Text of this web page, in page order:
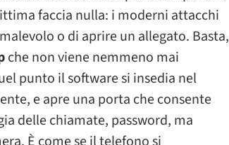
faccia nulla: i moderni attacchi
o di aprire un allegato. Basta,
che non viene nemmeno mai
punto il software si insedia nel
e apre una porta che consente
delle chiamate, password, ma